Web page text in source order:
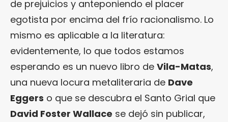
de prejuicios y anteponiendo el placer
egotista por encima del frío racionalismo. Lo
mismo es aplicable a la literatura:
evidentemente, lo que todos estamos
esperando es un nuevo libro de Vila-Matas,
una nueva locura metaliteraria de Dave
Eggers o que se descubra el Santo Grial que
David Foster Wallace se dejó sin publicar,